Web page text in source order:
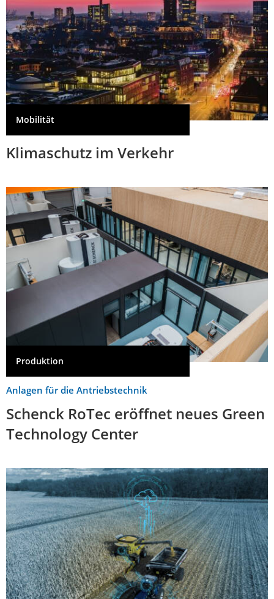
Mobilität
Klimaschutz im Verkehr
Produktion
Anlagen für die Antriebstechnik
Schenck RoTec eröffnet neues Green
Technology Center